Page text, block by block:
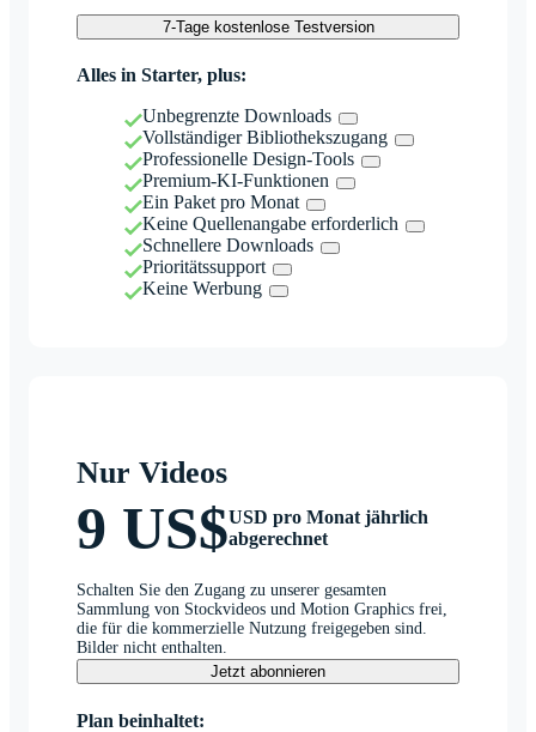
7-Tage kostenlose Testversion
Alles in Starter, plus:
Unbegrenzte Downloads
Vollständiger Bibliothekszugang
Professionelle Design-Tools
Premium-KI-Funktionen
Ein Paket pro Monat
Keine Quellenangabe erforderlich
Schnellere Downloads
Prioritätssupport
Keine Werbung
Nur Videos
9 US$USD pro Monat jährlich
abgerechnet
Schalten Sie den Zugang zu unserer gesamten
Sammlung von Stockvideos und Motion Graphics frei,
die für die kommerzielle Nutzung freigegeben sind.
Bilder nicht enthalten.
Jetzt abonnieren
Plan beinhaltet: